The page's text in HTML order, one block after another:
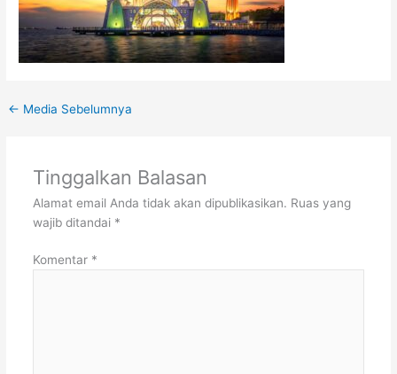
← Media Sebelumnya
Tinggalkan Balasan
Alamat email Anda tidak akan dipublikasikan. Ruas yang
wajib ditandai *
Komentar *